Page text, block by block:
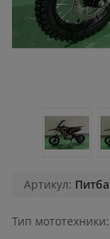
Артикул:
Тип мототехники